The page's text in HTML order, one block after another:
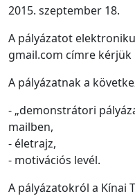
2015. szeptember 18.
A pályázatot
gmail.com címre kérjük
A pályázatnak a
- „demonstrátori
mailben,
- életrajz,
- motivációs levél.
A pályázatokról a Kínai